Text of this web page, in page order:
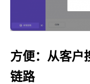
方便：从客户
链路